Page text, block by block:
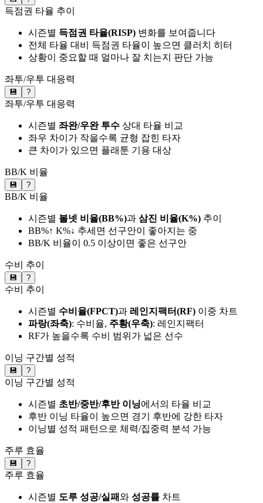
득점권 타율 추이
시즌별 득점권 타율(RISP) 변화를 보여줍니다
전체 타율 대비 득점권 타율이 높으면 클러치 히터
상황이 중요할 때 얼마나 잘 치는지 판단 가능
좌투/우투 대응력
💾 ?
좌투/우투 대응력
시즌별 좌완/우완 투수 상대 타율 비교
좌우 차이가 작을수록 균형 잡힌 타자
큰 차이가 있으면 플래툰 기용 대상
BB/K 비율
💾 ?
BB/K 비율
시즌별 볼넷 비율(BB%)과 삼진 비율(K%) 추이
BB%↑ K%↓ 추세면 선구안이 좋아지는 중
BB/K 비율이 0.5 이상이면 좋은 선구안
수비 추이
💾 ?
수비 추이
시즌별 수비율(FPCT)과 레인지팩터(RF) 이중 차트
파랑(좌축): 수비율, 주황(우축): 레인지팩터
RF가 높을수록 수비 범위가 넓은 선수
이닝 구간별 성적
💾 ?
이닝 구간별 성적
시즌별 초반/중반/후반 이닝에서의 타율 비교
후반 이닝 타율이 높으면 경기 후반에 강한 타자
이닝별 성적 패턴으로 체력/집중력 분석 가능
주루 효율
💾 ?
주루 효율
시즌별 도루 성공/실패와 성공률 차트